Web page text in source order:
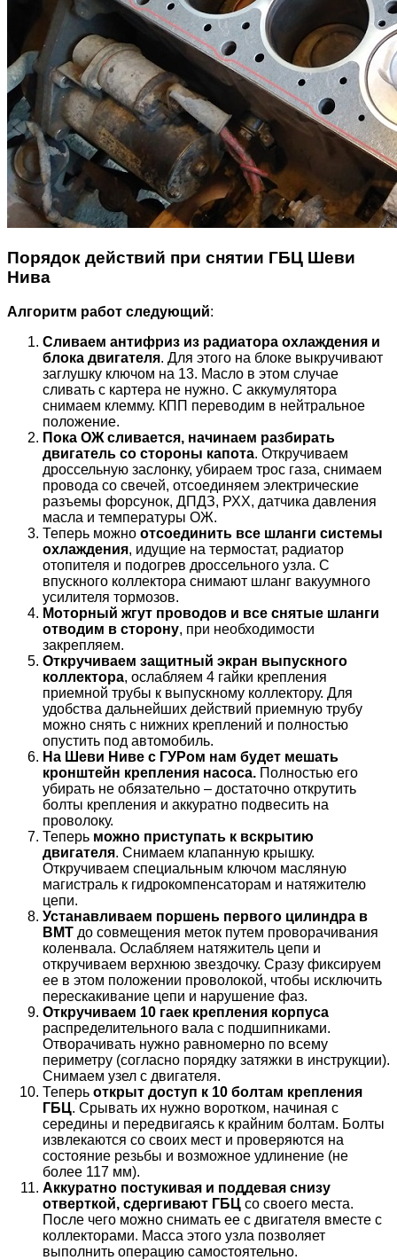
Порядок действий при снятии ГБЦ Шеви
Нива
Алгоритм работ следующий:
Сливаем антифриз из радиатора охлаждения и
блока двигателя. Для этого на блоке выкручивают
заглушку ключом на 13. Масло в этом случае
сливать с картера не нужно. С аккумулятора
снимаем клемму. КПП переводим в нейтральное
положение.
Пока ОЖ сливается, начинаем разбирать
двигатель со стороны капота. Откручиваем
дроссельную заслонку, убираем трос газа, снимаем
провода со свечей, отсоединяем электрические
разъемы форсунок, ДПДЗ, РХХ, датчика давления
масла и температуры ОЖ.
Теперь можно отсоединить все шланги системы
охлаждения, идущие на термостат, радиатор
отопителя и подогрев дроссельного узла. С
впускного коллектора снимают шланг вакуумного
усилителя тормозов.
Моторный жгут проводов и все снятые шланги
отводим в сторону, при необходимости
закрепляем.
Откручиваем защитный экран выпускного
коллектора, ослабляем 4 гайки крепления
приемной трубы к выпускному коллектору. Для
удобства дальнейших действий приемную трубу
можно снять с нижних креплений и полностью
опустить под автомобиль.
На Шеви Ниве с ГУРом нам будет мешать
кронштейн крепления насоса. Полностью его
убирать не обязательно – достаточно открутить
болты крепления и аккуратно подвесить на
проволоку.
Теперь можно приступать к вскрытию
двигателя. Снимаем клапанную крышку.
Откручиваем специальным ключом масляную
магистраль к гидрокомпенсаторам и натяжителю
цепи.
Устанавливаем поршень первого цилиндра в
ВМТ до совмещения меток путем проворачивания
коленвала. Ослабляем натяжитель цепи и
откручиваем верхнюю звездочку. Сразу фиксируем
ее в этом положении проволокой, чтобы исключить
перескакивание цепи и нарушение фаз.
Откручиваем 10 гаек крепления корпуса
распределительного вала с подшипниками.
Отворачивать нужно равномерно по всему
периметру (согласно порядку затяжки в инструкции).
Снимаем узел с двигателя.
Теперь открыт доступ к 10 болтам крепления
ГБЦ. Срывать их нужно воротком, начиная с
середины и передвигаясь к крайним болтам. Болты
извлекаются со своих мест и проверяются на
состояние резьбы и возможное удлинение (не
более 117 мм).
Аккуратно постукивая и поддевая снизу
отверткой, сдергивают ГБЦ со своего места.
После чего можно снимать ее с двигателя вместе с
коллекторами. Масса этого узла позволяет
выполнить операцию самостоятельно.